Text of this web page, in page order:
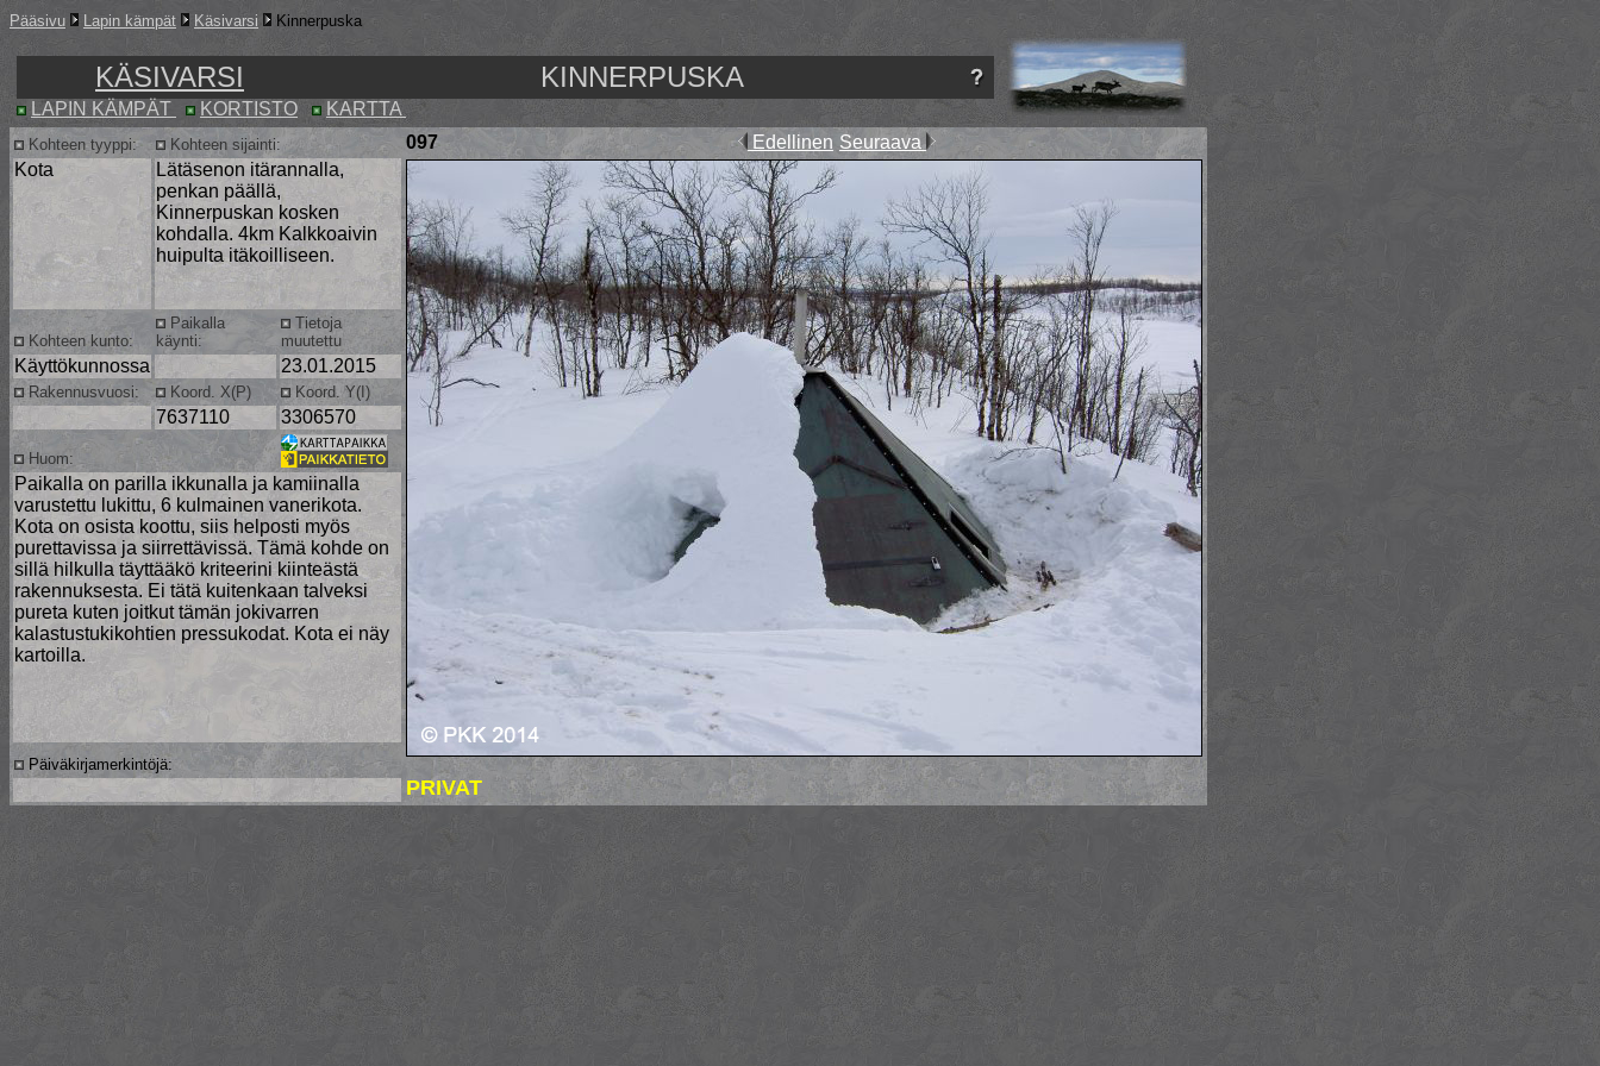
Pääsivu Lapin kämpät Käsivarsi Kinnerpuska
KÄSIVARSI KINNERPUSKA
LAPIN KÄMPÄT KORTISTO KARTTA
Kohteen tyyppi: Kohteen sijainti: 097 Edellinen Seuraava
Kota
Lätäsenon itärannalla,
penkan päällä,
Kinnerpuskan kosken
kohdalla. 4km Kalkkoaivin
huipulta itäkoilliseen.
PRIVAT
Kohteen kunto:
Paikalla
käynti:
Tietoja
muutettu
Käyttökunnossa 23.01.2015
Rakennusvuosi: Koord. X(P) Koord. Y(I)
7637110 3306570
Huom:
Paikalla on parilla ikkunalla ja kamiinalla
varustettu lukittu, 6 kulmainen vanerikota.
Kota on osista koottu, siis helposti myös
purettavissa ja siirrettävissä. Tämä kohde on
sillä hilkulla täyttääkö kriteerini kiinteästä
rakennuksesta. Ei tätä kuitenkaan talveksi
pureta kuten joitkut tämän jokivarren
kalastustukikohtien pressukodat. Kota ei näy
kartoilla.
Päiväkirjamerkintöjä: